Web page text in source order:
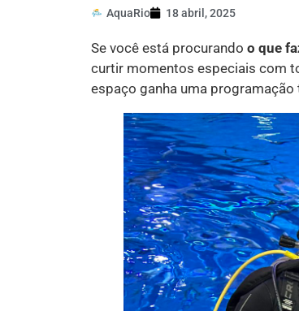
AquaRio 18 abril, 2025
Se você está procurando o que
curtir momentos especiais com
espaço ganha uma